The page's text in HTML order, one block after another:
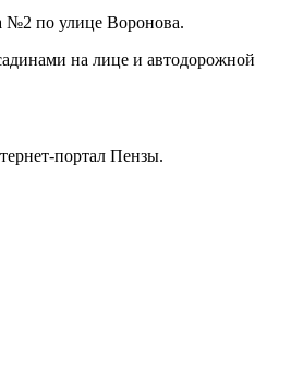
№2 по улице Воронова.
на лице и автодорожной
портал Пензы.